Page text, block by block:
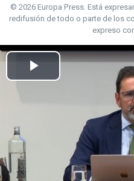
© 2026 Europa Press.Está
redifusión de todo o parte de los
expreso